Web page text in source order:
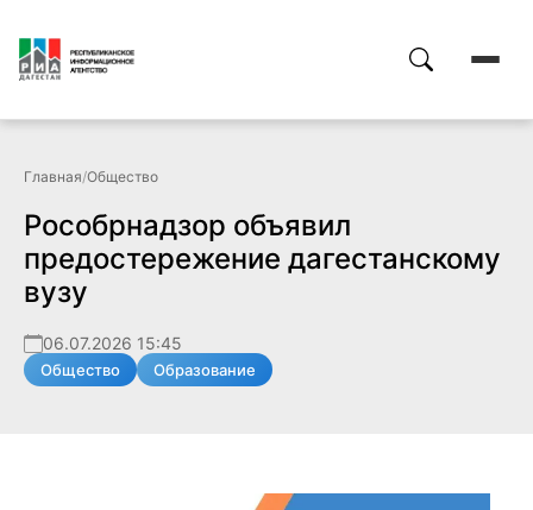
Главная/Общество
Рособрнадзор объявил
предостережение дагестанскому
вузу
06.07.2026 15:45
Общество Образование